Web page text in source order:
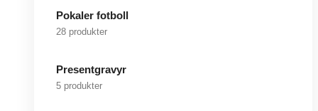
Pokaler fotboll
28 produkter
Presentgravyr
5 produkter